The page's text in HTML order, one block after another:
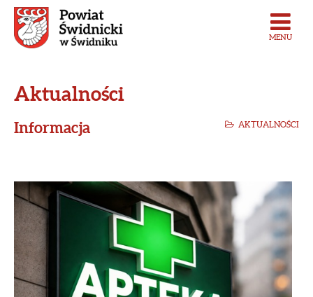
MENU
Aktualności
AKTUALNOŚCI
Informacja